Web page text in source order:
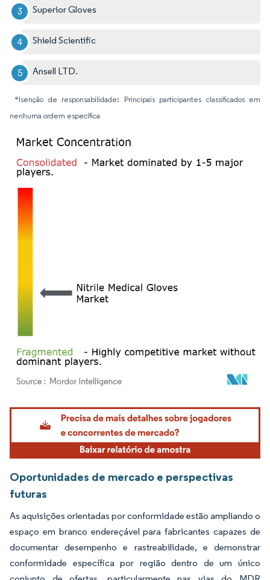
Superior Gloves
Shield Scientific
Ansell LTD.
*Isenção de responsabilidade: Principais participantes classificados em
nenhuma ordem específica
Imagem © Mordor Intelligence. O reuso requer atribuição conforme CC BY 4.0.
Oportunidades de mercado e perspectivas
futuras
As aquisições orientadas por conformidade estão ampliando o
espaço em branco endereçável para fabricantes capazes de
documentar desempenho e rastreabilidade, e demonstrar
conformidade específica por região dentro de um único